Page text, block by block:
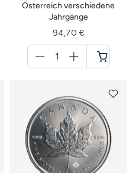
Österreich verschiedene
Jahrgänge
94,70 €
für
Warenkorb